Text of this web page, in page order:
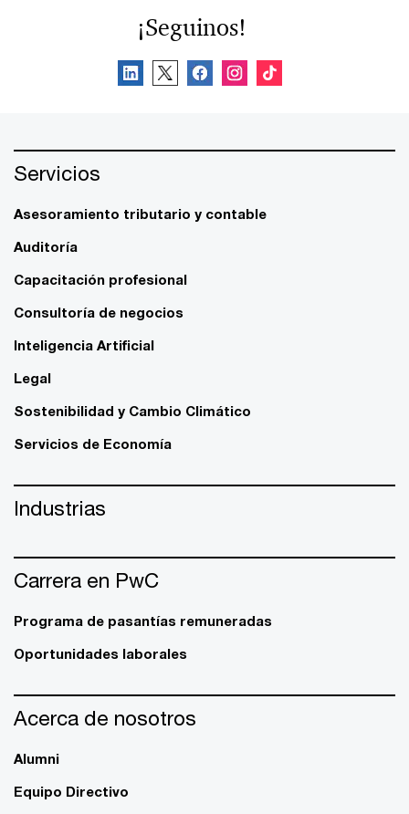
¡Seguinos!
Servicios
Asesoramiento tributario y contable
Auditoría
Capacitación profesional
Consultoría de negocios
Inteligencia Artificial
Legal
Sostenibilidad y Cambio Climático
Servicios de Economía
Industrias
Carrera en PwC
Programa de pasantías remuneradas
Oportunidades laborales
Acerca de nosotros
Alumni
Equipo Directivo